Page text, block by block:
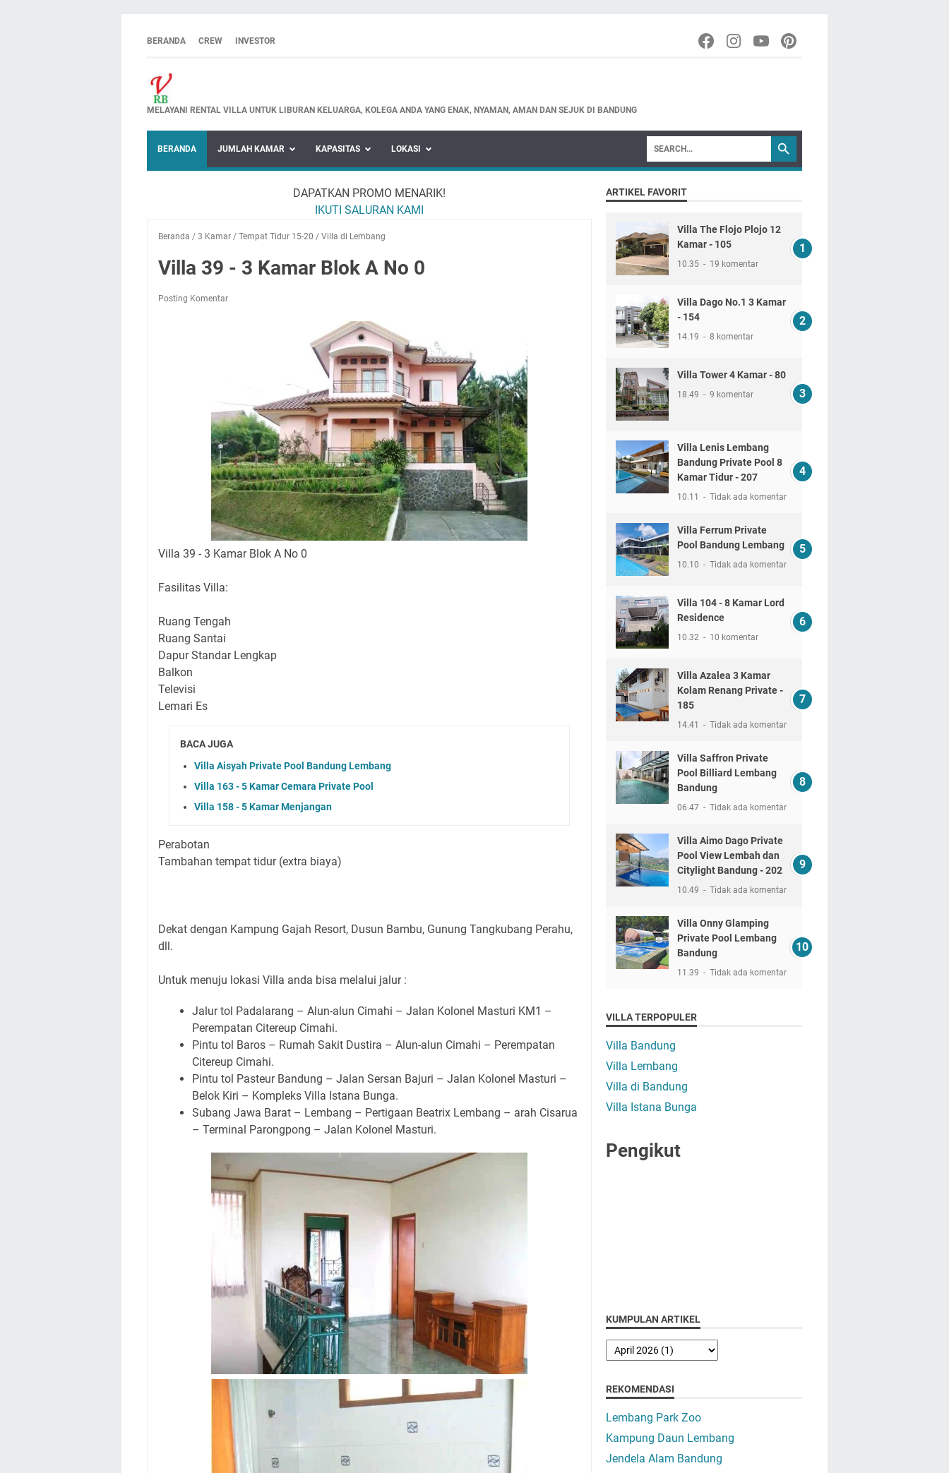
BERANDA CREW INVESTOR
MELAYANI RENTAL VILLA UNTUK LIBURAN KELUARGA, KOLEGA ANDA YANG ENAK, NYAMAN, AMAN DAN SEJUK DI BANDUNG
BERANDA JUMLAH KAMAR KAPASITAS LOKASI
DAPATKAN PROMO MENARIK!
IKUTI SALURAN KAMI
Beranda / 3 Kamar / Tempat Tidur 15-20 / Villa di Lembang
Villa 39 - 3 Kamar Blok A No 0
Posting Komentar
Villa 39 - 3 Kamar Blok A No 0
Fasilitas Villa:
Ruang Tengah
Ruang Santai
Dapur Standar Lengkap
Balkon
Televisi
Lemari Es
BACA JUGA
Villa Aisyah Private Pool Bandung Lembang
Villa 163 - 5 Kamar Cemara Private Pool
Villa 158 - 5 Kamar Menjangan
Perabotan
Tambahan tempat tidur (extra biaya)
Dekat dengan Kampung Gajah Resort, Dusun Bambu, Gunung Tangkubang Perahu,
dll.
Untuk menuju lokasi Villa anda bisa melalui jalur :
Jalur tol Padalarang – Alun-alun Cimahi – Jalan Kolonel Masturi KM1 –
Perempatan Citereup Cimahi.
Pintu tol Baros – Rumah Sakit Dustira – Alun-alun Cimahi – Perempatan
Citereup Cimahi.
Pintu tol Pasteur Bandung – Jalan Sersan Bajuri – Jalan Kolonel Masturi –
Belok Kiri – Kompleks Villa Istana Bunga.
Subang Jawa Barat – Lembang – Pertigaan Beatrix Lembang – arah Cisarua
– Terminal Parongpong – Jalan Kolonel Masturi.
ARTIKEL FAVORIT
Villa The Flojo Plojo 12
Kamar - 105
10.35 19 komentar
Villa Dago No.1 3 Kamar
- 154
14.19 8 komentar
Villa Tower 4 Kamar - 80
18.49 9 komentar
Villa Lenis Lembang
Bandung Private Pool 8
Kamar Tidur - 207
10.11 Tidak ada komentar
Villa Ferrum Private
Pool Bandung Lembang
10.10 Tidak ada komentar
Villa 104 - 8 Kamar Lord
Residence
10.32 10 komentar
Villa Azalea 3 Kamar
Kolam Renang Private -
185
14.41 Tidak ada komentar
Villa Saffron Private
Pool Billiard Lembang
Bandung
06.47 Tidak ada komentar
Villa Aimo Dago Private
Pool View Lembah dan
Citylight Bandung - 202
10.49 Tidak ada komentar
Villa Onny Glamping
Private Pool Lembang
Bandung
11.39 Tidak ada komentar
VILLA TERPOPULER
Villa Bandung
Villa Lembang
Villa di Bandung
Villa Istana Bunga
Pengikut
KUMPULAN ARTIKEL
REKOMENDASI
Lembang Park Zoo
Kampung Daun Lembang
Jendela Alam Bandung